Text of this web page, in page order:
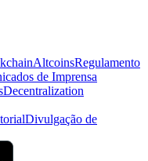
AltcoinsRegulamento
de Imprensa
Decentralization
Divulgação de